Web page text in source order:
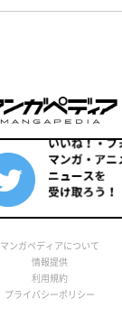
マンガペディアについて
情報提供
利用規約
プライバシーポリシー